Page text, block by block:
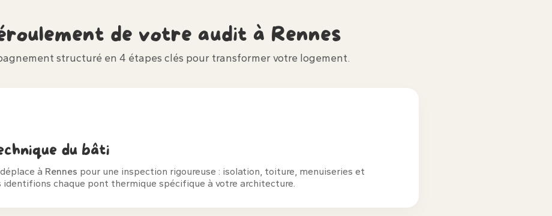
de votre audit à Rennes
structuré en 4 étapes clés pour transformer votre logement.
du bâti
à Rennes pour une inspection rigoureuse : isolation, toiture, menuiseries et
identifions chaque pont thermique spécifique à votre architecture.